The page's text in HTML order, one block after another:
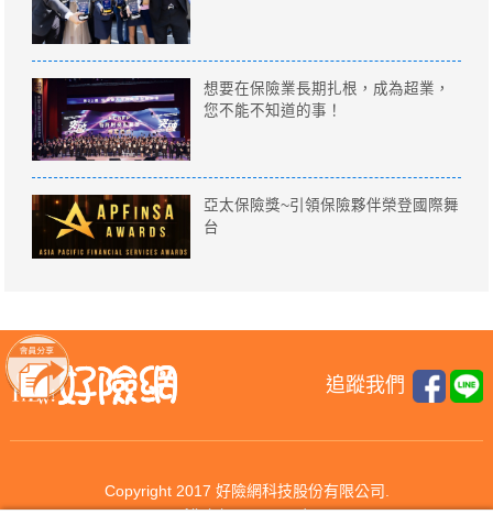
想要在保險業長期扎根，成為超業，
您不能不知道的事！
亞太保險獎~引領保險夥伴榮登國際舞
台
追蹤我們
Copyright 2017 好險網科技股份有限公司.